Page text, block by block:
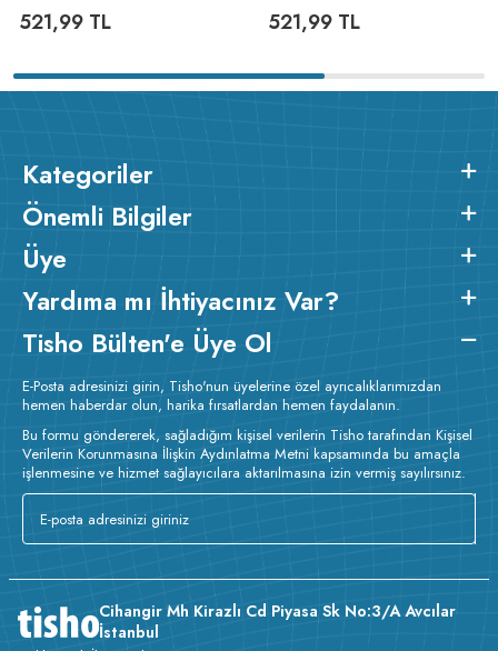
521,99 TL 521,99TL
Kategoriler
Önemli Bilgiler
Üye
Yardıma mı İhtiyacınız Var?
Tisho Bülten'e Üye Ol
E-Posta adresinizi girin, Tisho'nun üyelerine özel ayrıcalıklarımızdan
hemen haberdar olun, harika fırsatlardan hemen faydalanın.
Bu formu göndererek, sağladığım kişisel verilerin Tisho tarafından Kişisel
Verilerin Korunmasına İlişkin Aydınlatma Metni kapsamında bu amaçla
işlenmesine ve hizmet sağlayıcılara aktarılmasına izin vermiş sayılırsınız.
Cihangir Mh Kirazlı Cd Piyasa Sk No:3/A Avcılar
İstanbul